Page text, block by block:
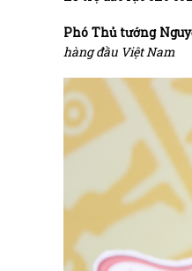
Phó Thủ tướng
hàng đầu Việt Nam